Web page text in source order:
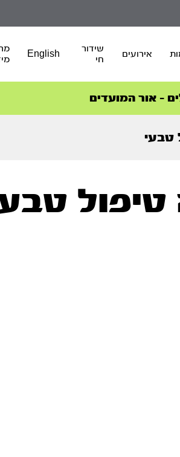
אירועים
שידור
חי
English
המלך
– אור המועדים
>המלך
טבעי
טיפול